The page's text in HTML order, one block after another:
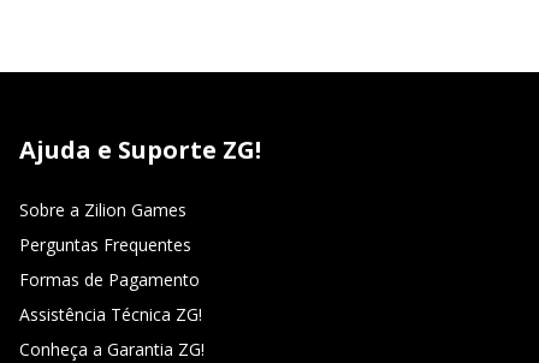
Ajuda e Suporte ZG!
Sobre a Zilion Games
Perguntas Frequentes
Formas de Pagamento
Assistência Técnica ZG!
Conheça a Garantia ZG!